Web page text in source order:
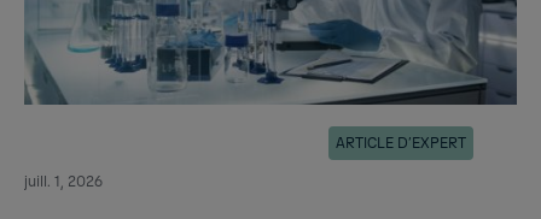
juill. 1, 2026
ARTICLE D’EXPERT